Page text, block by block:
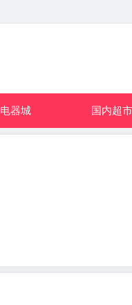
电器城 国内超市